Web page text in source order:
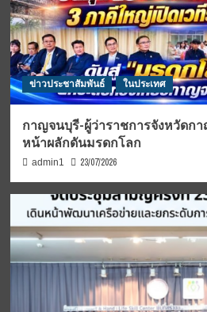
ข่าวประชาสัมพันธ์ ในประเทศ
กาญจนบุรี-ผู้ว่าราชการจังหวัดก
หน้าผลักดันมรดกโลก
admin1 23/07/2026